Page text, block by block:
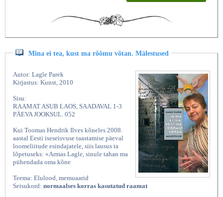
Mina ei tea, kust ma rõõmu võtan. Mälestused
Autor: Lagle Parek
Kirjastus: Kunst, 2010
Sisu:
RAAMAT ASUB LAOS, SAADAVAL 1-3
PÄEVA JOOKSUL. 052
Kui Toomas Hendrik Ilves kõneles 2008.
aastal Eesti iseseisvuse taastamise päeval
loomeliitude esindajatele, siis lausus ta
lõpetuseks: «Armas Lagle, sinule tahan ma
pühendada oma kõne
Teema: Elulood, memuaarid
Seisukord: normaalses korras kasutatud raamat